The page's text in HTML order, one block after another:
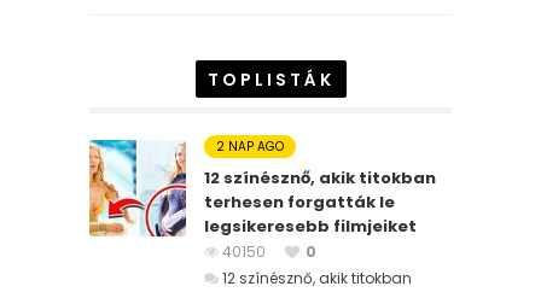
TOPLISTÁK
2 NAP AGO
12 színésznő, akik titokban
terhesen forgatták le
legsikeresebb filmjeiket
40150
0
12 színésznő, akik titokban